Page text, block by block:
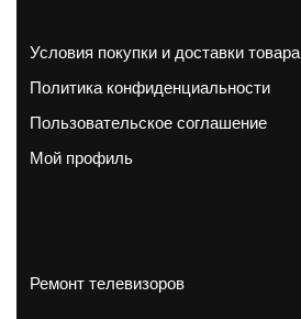
Условия покупки и доставки товара
Политика конфиденциальности
Пользовательское соглашение
Мой профиль
Ремонт телевизоров